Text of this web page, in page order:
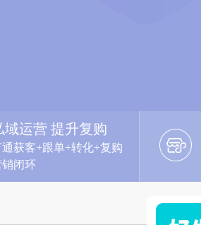
域运营 提升复购
通获客+跟单+转化+复购
闭环